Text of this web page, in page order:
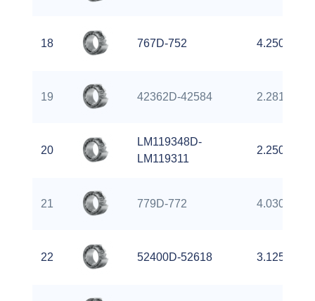
18 767D-752 4.2500 inch
19 42362D-42584 2.2812 inch
20
LM119348D-
LM119311
2.2500 inch
21 779D-772 4.0300 inch
22 52400D-52618 3.1250 inch